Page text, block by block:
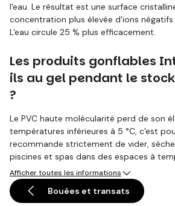
l'eau. Le résultat est une surface
concentration plus élevée d'ions
L'eau circule 25 % plus efficacement.
Les produits gonflables
ils au gel pendant le
?
Le PVC haute molécularité perd de son
températures inférieures à 5 °C, c'est
recommande strictement de vider,
piscines et spas dans des espaces à
15 °C avant l'hiver. Le gel provoque des
pliures. Stockez dans un endroit sec et
Afficher toutes les informations
Bouées et transats